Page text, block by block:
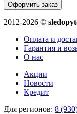
Оформить заказ
2012-2026 ©
Оплата и
Гарантия и
О нас
Акции
Новости
Кредит
Для регионов: 8